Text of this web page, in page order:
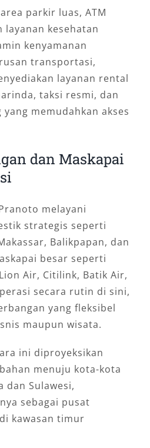
parkir luas, ATM
layanan kesehatan
kenyamanan
transportasi,
layanan rental
taksi resmi, dan
memudahkan akses
dan Maskapai
melayani
strategis seperti
Balikpapan, dan
besar seperti
Air, Citilink, Batik Air,
secara rutin di sini,
yang fleksibel
maupun wisata.
ini diproyeksikan
menuju kota-kota
dan Sulawesi,
sebagai pusat
kawasan timur